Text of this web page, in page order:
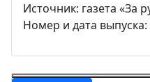
Источник: газета «За
Номер и дата